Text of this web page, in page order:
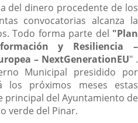
del dinero procedente de los
convocatorias alcanza la
Todo forma parte del "Plan
y Resiliencia –
– NextGenerationEU" .
Municipal presidido por
los próximos meses estas
principal del Ayuntamiento de
verde del Pinar.